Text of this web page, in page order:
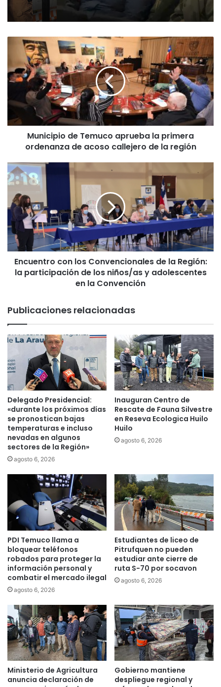
i
c
p
o
e
m
u
o
p
r
p
r
m
r
a
o
e
n
a
n
z
c
s
o
c
a
l
l
e
r
o
d
e
Municipio de Temuco aprueba la primera
ordenanza de acoso callejero de la región
n
e
t
o
s
C
o
n
e
n
c
i
n
a
l
e
s
R
e
g
i
ó
n
:
a
p
a
r
t
i
c
i
p
Encuentro con los Convencionales de la Región:
la participación de los niños/as y adolescentes
en la Convención
Publicaciones relacionadas
Delegado Presidencial:
«durante los próximos días
se pronostican bajas
temperaturas e incluso
nevadas en algunos
sectores de la Región»
agosto 6, 2026
Inauguran Centro de
Rescate de Fauna Silvestre
en Reseva Ecologica Huilo
Huilo
agosto 6, 2026
PDI Temuco llama a
bloquear teléfonos
robados para proteger la
información personal y
combatir el mercado ilegal
agosto 6, 2026
Estudiantes de liceo de
Pitrufquen no pueden
estudiar ante cierre de
ruta S-70 por socavon
agosto 6, 2026
Ministerio de Agricultura
anuncia declaración de
Gobierno mantiene
despliegue regional y